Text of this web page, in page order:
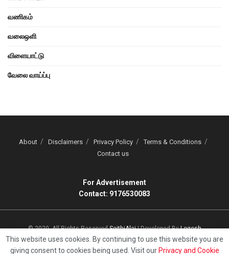
வணிகம்
வலைஒளி
விளையாட்டு
வேலை வாய்ப்பு
About Disclaimers Privacy Policy
Terms & Conditions
Contact us
For Advertisement
Contact: 9176530083
© 2020, All Rights ReservedSeithiAlai| Developed ByLogesh
This website uses cookies. By continuing to use this website you are
giving consent to cookies being used. Visit our Privacy and Cookie